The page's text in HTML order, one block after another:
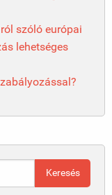
szóló európai
lehetséges